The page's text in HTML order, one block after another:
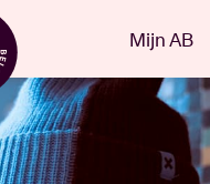
Mijn AB